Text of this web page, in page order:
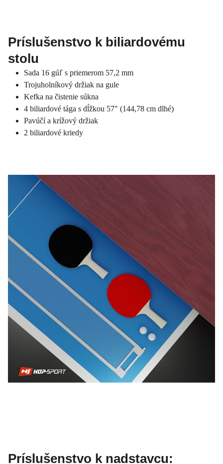
Príslušenstvo k biliardovému
stolu
Sada 16 gúľ s priemerom 57,2 mm
Trojuholníkový držiak na gule
Kefka na čistenie súkna
4 biliardové tága s dĺžkou 57" (144,78 cm dlhé)
Pavúčí a krížový držiak
2 biliardové kriedy
Príslušenstvo k nadstavcu: